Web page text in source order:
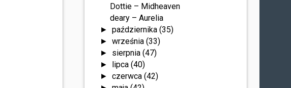
Dottie – Midheaven
deary – Aurelia
► października (35)
► września (33)
► sierpnia (47)
► lipca (40)
► czerwca (42)